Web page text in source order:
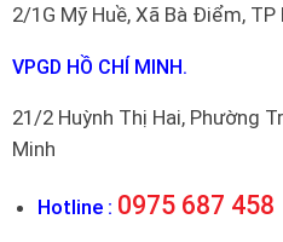
2/1G Mỹ Huề, Xã Bà Điểm,
VPGD HỒ CHÍ MINH.
21/2 Huỳnh Thị Hai, Phường
Minh
Hotline : 0975 687 458